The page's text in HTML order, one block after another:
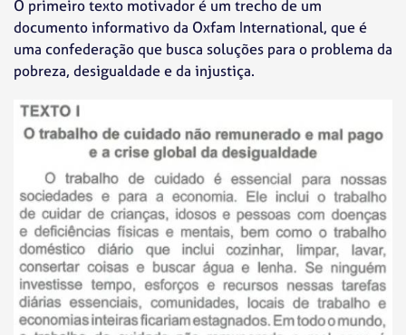
O primeiro texto motivador é um trecho de um
documento informativo da Oxfam International, que é
uma confederação que busca soluções para o problema da
pobreza, desigualdade e da injustiça.